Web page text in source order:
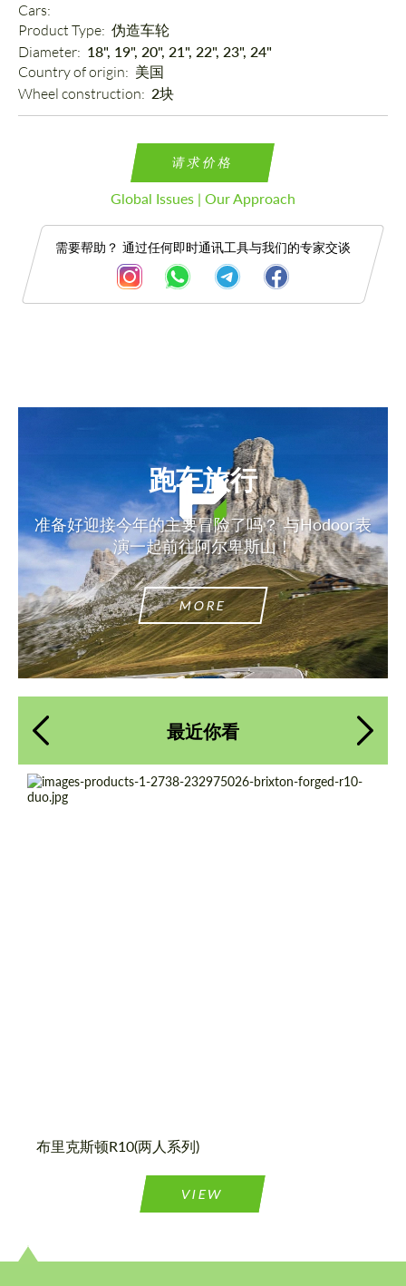
Cars:
Product Type: 伪造车轮
Diameter: 18", 19", 20", 21", 22", 23", 24"
Country of origin: 美国
Wheel construction: 2块
请求价格
Global Issues | Our Approach
需要帮助？ 通过任何即时通讯工具与我们的专家交谈
跑车旅行
准备好迎接今年的主要冒险了吗？ 与Hodoor表
演一起前往阿尔卑斯山！
MORE
最近你看
布里克斯顿R10(两人系列)
VIEW
Please use this form to fill in some basic
information for your price request. We will
Please use this form to fill in some basic
information for your price request. We will